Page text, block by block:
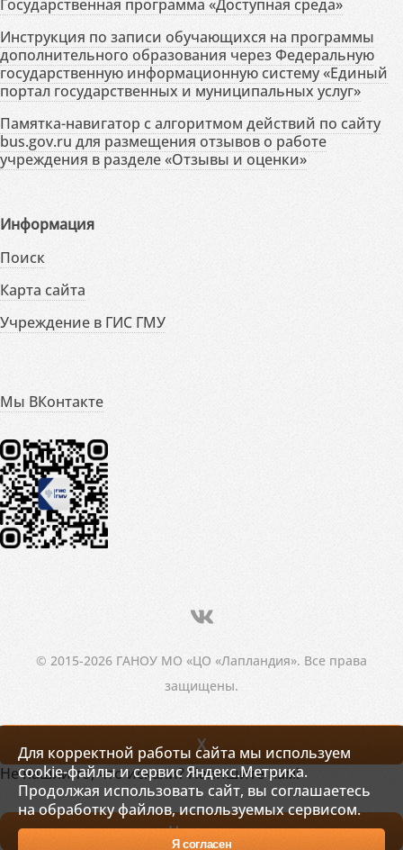
Государственная программа «Доступная среда»
Инструкция по записи обучающихся на программы
дополнительного образования через Федеральную
государственную информационную систему «Единый
портал государственных и муниципальных услуг»
Памятка-навигатор с алгоритмом действий по сайту
bus.gov.ru для размещения отзывов о работе
учреждения в разделе «Отзывы и оценки»
Информация
Поиск
Карта сайта
Учреждение в ГИС ГМУ
Мы ВКонтакте
© 2015-2026 ГАНОУ МО «ЦО «Лапландия». Все права
защищены.
Для корректной работы сайта мы используем
cookie-файлы и сервис Яндекс.Метрика.
Продолжая использовать сайт, вы соглашаетесь
на обработку файлов, используемых сервисом.
Я согласен
X
Не нашли то, что искали? Напишите нам!
Написать